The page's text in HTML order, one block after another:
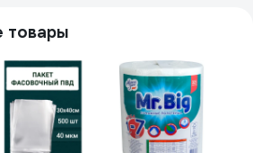
товары